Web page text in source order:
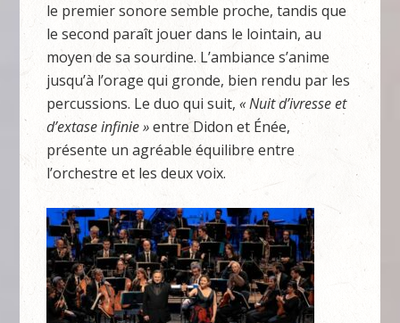
le premier sonore semble proche, tandis que
le second paraît jouer dans le lointain, au
moyen de sa sourdine. L’ambiance s’anime
jusqu’à l’orage qui gronde, bien rendu par les
percussions. Le duo qui suit,« Nuit d’ivresse et
d’extase infinie »entre Didon et Énée,
présente un agréable équilibre entre
l’orchestre et les deux voix.